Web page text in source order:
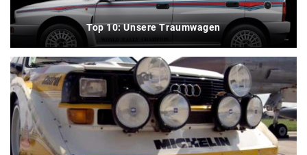
Top 10: Unsere Traumwagen